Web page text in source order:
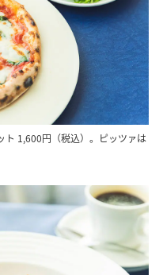
ト 1,600円（税込）。ピッツァは